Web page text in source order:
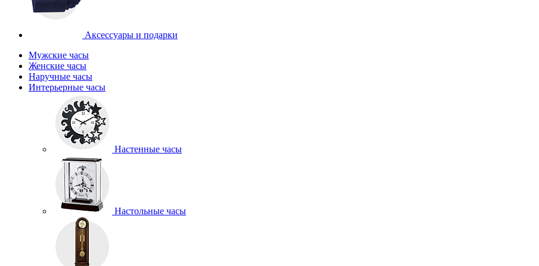
Аксессуары и подарки
Мужские часы
Женские часы
Наручные часы
Интерьерные часы
Настенные часы
Настольные часы